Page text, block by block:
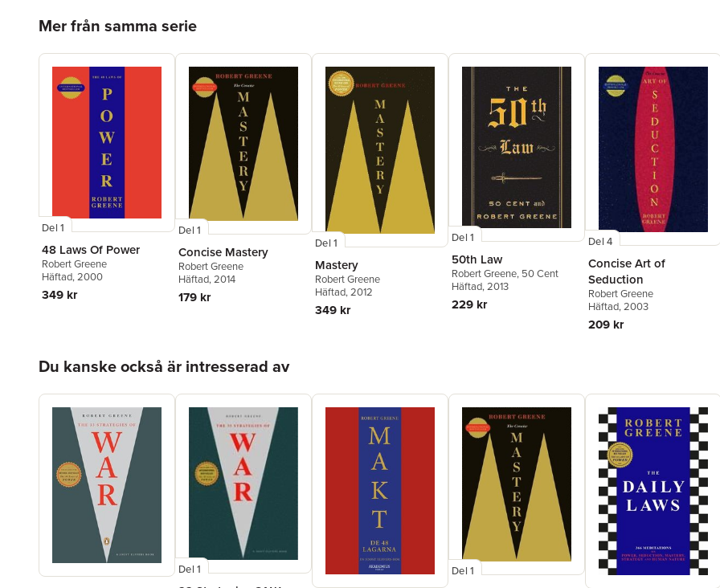
Mer från samma serie
Del 1
48 Laws Of Power
Robert Greene
Häftad, 2000
349 kr
Del 1
Concise Mastery
Robert Greene
Häftad, 2014
179 kr
Del 1
Mastery
Robert Greene
Häftad, 2012
349 kr
Del 1
50th Law
Robert Greene, 50 Cent
Häftad, 2013
229 kr
Del 4
Concise Art of
Seduction
Robert Greene
Häftad, 2003
209 kr
Du kanske också är intresserad av
Del 1 Del 1